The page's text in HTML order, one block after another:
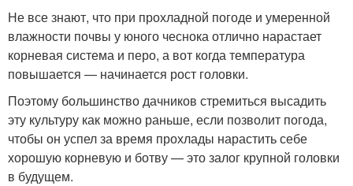
Не все знают, что при прохладной погоде и умеренной
влажности почвы у юного чеснока отлично нарастает
корневая система и перо, а вот когда температура
повышается — начинается рост головки.
Поэтому большинство дачников стремиться высадить
эту культуру как можно раньше, если позволит погода,
чтобы он успел за время прохлады нарастить себе
хорошую корневую и ботву — это залог крупной головки
в будущем.